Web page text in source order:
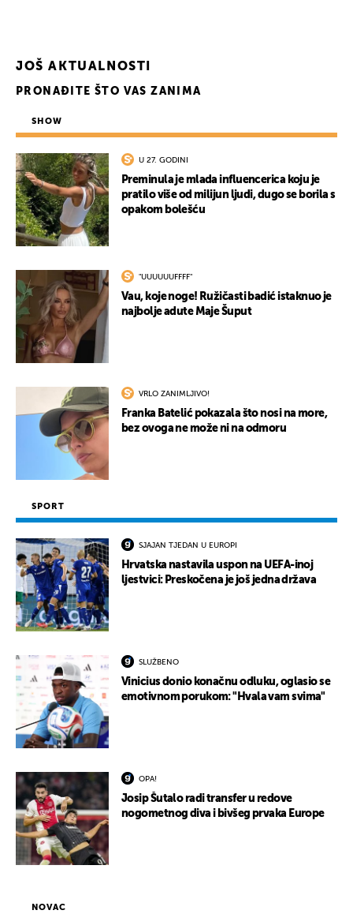
JOŠ AKTUALNOSTI
PRONAĐITE ŠTO VAS ZANIMA
SHOW
U 27. GODINI
Preminula je mlada influencerica koju je
pratilo više od milijun ljudi, dugo se borila s
opakom bolešću
"UUUUUUFFFF"
Vau, koje noge! Ružičasti badić istaknuo je
najbolje adute Maje Šuput
VRLO ZANIMLJIVO!
Franka Batelić pokazala što nosi na more,
bez ovoga ne može ni na odmoru
SPORT
SJAJAN TJEDAN U EUROPI
Hrvatska nastavila uspon na UEFA-inoj
ljestvici: Preskočena je još jedna država
SLUŽBENO
Vinicius donio konačnu odluku, oglasio se
emotivnom porukom: "Hvala vam svima"
OPA!
Josip Šutalo radi transfer u redove
nogometnog diva i bivšeg prvaka Europe
NOVAC